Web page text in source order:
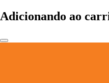
Adicionando ao